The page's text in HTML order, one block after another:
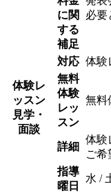
に関
する
補足
必要
体験レ
ッスン
見学・
面談
対応 体験
無料
体験
レッ
スン
無料
詳細
体験
ご希
指導
曜日
水 /